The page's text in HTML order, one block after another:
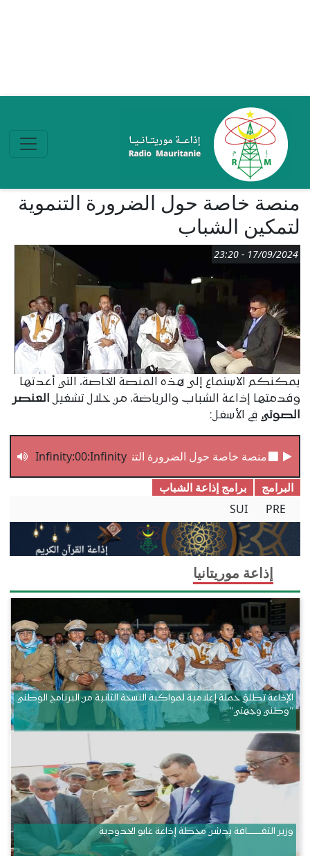
منصة خاصة حول الضرورة التنموية
لتمكين الشباب
17/09/2024 - 23:20
يمكنكم الاستماع إلى هذه المنصة الخاصة، التي أعدتها
وقدمتها إذاعة الشباب والرياضة، من خلال تشغيل العنصر
الصوتيفي الأسفل:
منصة خاصة حول الضرورة التنموية لتمكين الشباب
Infinity:00:Infinity
البرامج
برامج إذاعة الشباب
PRE
SUI
إذاعة موريتانيا
الإذاعة تطلق حملة إعلامية لمواكبة النسخة الثانية من البرنامج الوطني
“وطني وجهتي”
وزير الثقــــــــــافة يدشن محطة إذاعة غابو الحدودية